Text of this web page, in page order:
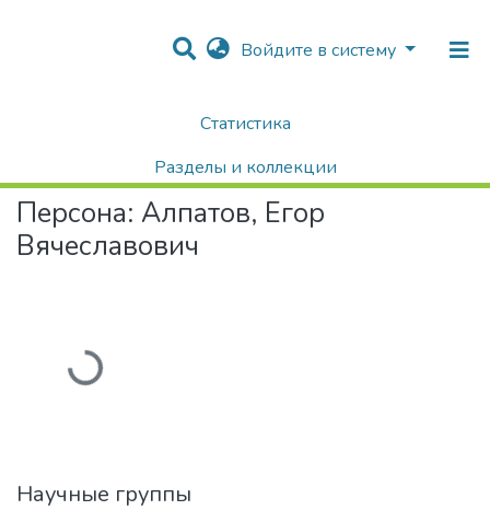
Войдите в систему
Статистика
Разделы и коллекции
Поиск
Авторы Университета
Персона: Алпатов, Егор
Вячеславович
Загружается...
Научные группы